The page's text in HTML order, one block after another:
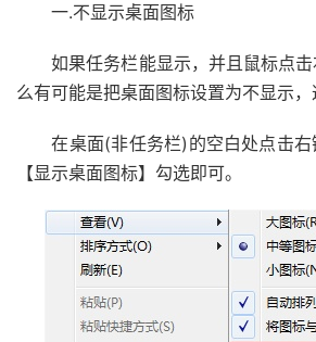
一.不显示桌面图标
如果任务栏能显示，并且鼠标点击
么有可能是把桌面图标设置为不显示，
在桌面(非任务栏)的空白处点击右
【显示桌面图标】勾选即可。